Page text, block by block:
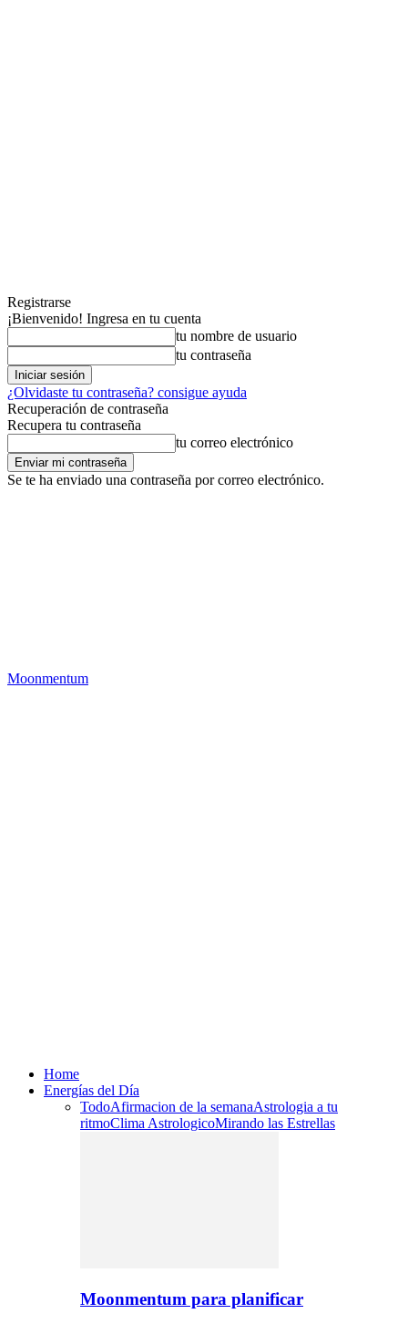
Registrarse
¡Bienvenido! Ingresa en tu cuenta
tu nombre de usuario
tu contraseña
¿Olvidaste tu contraseña? consigue ayuda
Recuperación de contraseña
Recupera tu contraseña
tu correo electrónico
Se te ha enviado una contraseña por correo electrónico.
Moonmentum
Home
Energías del Día
TodoAfirmacion de la semanaAstrologia a tu
ritmoClima AstrologicoMirando las Estrellas
Moonmentum para planificar